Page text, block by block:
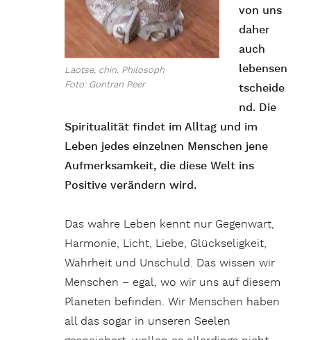
Laotse, chin. Philosoph
Foto: Gontran Peer
von uns
daher
auch
lebensen
tscheide
nd. Die
Spiritualität findet im Alltag und im
Leben jedes einzelnen Menschen jene
Aufmerksamkeit, die diese Welt ins
Positive verändern wird.
Das wahre Leben kennt nur Gegenwart,
Harmonie, Licht, Liebe, Glückseligkeit,
Wahrheit und Unschuld. Das wissen wir
Menschen – egal, wo wir uns auf diesem
Planeten befinden. Wir Menschen haben
all das sogar in unseren Seelen